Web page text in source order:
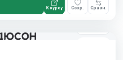
К курсу Сохр. Сравн.